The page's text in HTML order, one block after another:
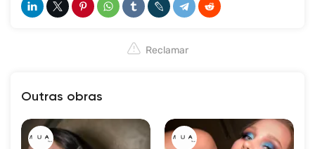
Reclamar
Outras obras